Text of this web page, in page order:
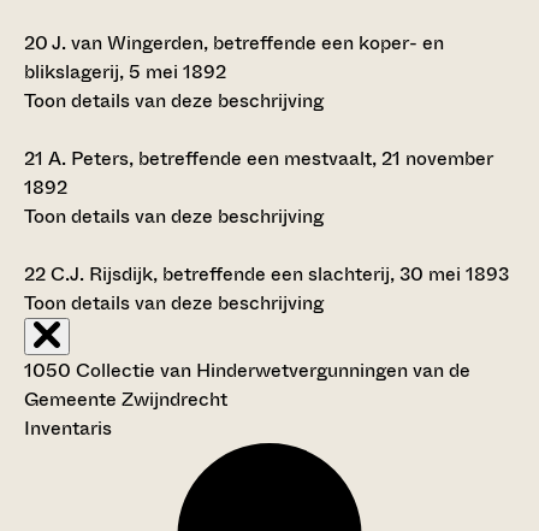
20J. van Wingerden, betreffende een koper- en
blikslagerij, 5 mei 1892
Toon details van deze beschrijving
21 A. Peters, betreffende een mestvaalt, 21 november
1892
Toon details van deze beschrijving
22C.J. Rijsdijk, betreffende een slachterij, 30 mei 1893
Toon details van deze beschrijving
1050 Collectie van Hinderwetvergunningen van de
Gemeente Zwijndrecht
Inventaris